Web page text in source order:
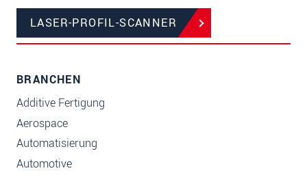
LASER-PROFIL-SCANNER
BRANCHEN
Additive Fertigung
Aerospace
Automatisierung
Automotive